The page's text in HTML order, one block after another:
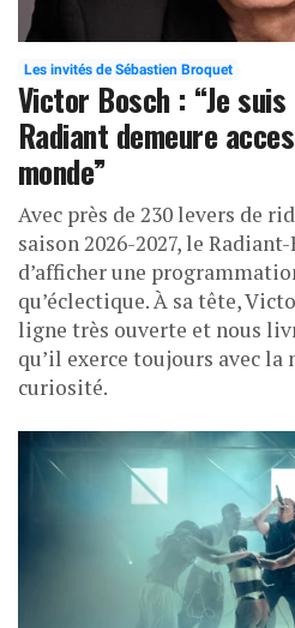
Les invités de Sébastien Broquet
Victor Bosch : “Je
Radiant demeure
monde”
Avec près de 230 levers de
saison 2026-2027, le
d’afficher une
qu’éclectique. À sa tête,
ligne très ouverte et nous
qu’il exerce toujours avec la
curiosité.